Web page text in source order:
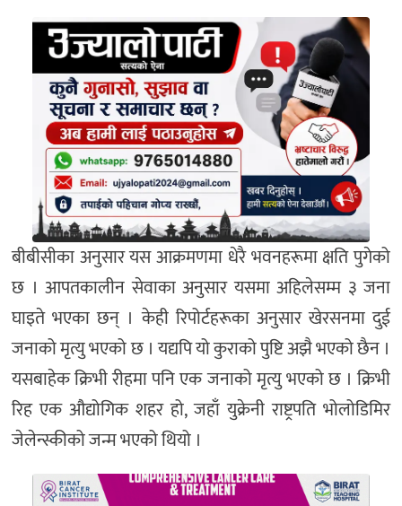
बीबीसीका अनुसार यस आक्रमणमा धेरै भवनहरूमा क्षति पुगेको
छ । आपतकालीन सेवाका अनुसार यसमा अहिलेसम्म ३ जना
घाइते भएका छन् । केही रिपोर्टहरूका अनुसार खेरसनमा दुई
जनाको मृत्यु भएको छ । यद्यपि यो कुराको पुष्टि अझै भएको छैन ।
यसबाहेक क्रिभी रीहमा पनि एक जनाको मृत्यु भएको छ । क्रिभी
रिह एक औद्योगिक शहर हो, जहाँ युक्रेनी राष्ट्रपति भोलोडिमिर
जेलेन्स्कीको जन्म भएको थियो ।